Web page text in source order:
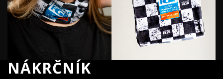
NÁKRČNÍK